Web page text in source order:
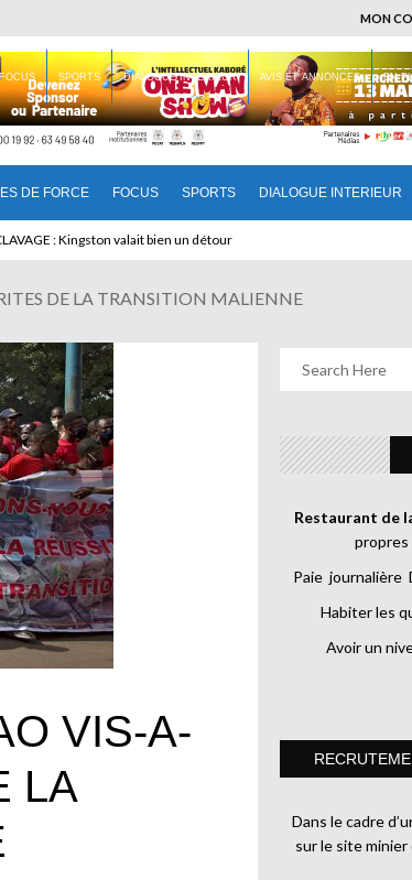
MON
DE FORCE FOCUS SPORTS DIALOGUE INTERIEUR
FOCUS SPORTS DIALOGUE INTERIEUR AVIS ET ANNONCES EN
quitte le pouvoir sans partir !
DE LA TRANSITION MALIENNE
VIS-A-
LA
Restaurant de
Paie journalière
Habiter les
Avoir un
Dans le cadre
sur le site